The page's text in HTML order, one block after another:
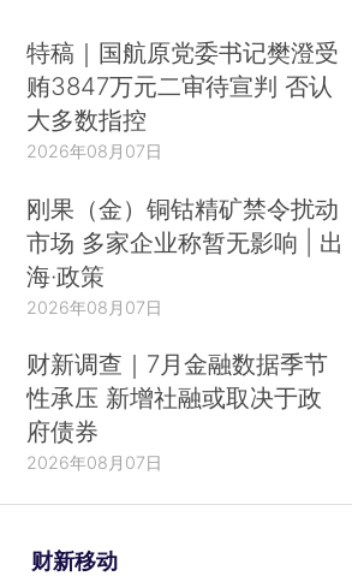
特稿｜国航原党委书记樊澄受
贿3847万元二审待宣判 否认
大多数指控
2026年08月07日
刚果（金）铜钴精矿禁令扰动
市场 多家企业称暂无影响 | 出
海·政策
2026年08月07日
财新调查｜7月金融数据季节
性承压 新增社融或取决于政
府债券
2026年08月07日
财新移动